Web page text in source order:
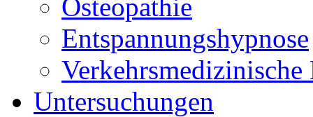
Osteopathie
Entspannungshypnose
Verkehrsmedizinische
Untersuchungen